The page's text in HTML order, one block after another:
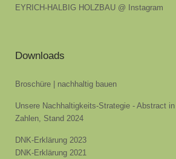
EYRICH-HALBIG HOLZBAU @ Instagram
Downloads
Broschüre | nachhaltig bauen
Unsere Nachhaltigkeits-Strategie - Abstract
Zahlen, Stand 2024
DNK-Erklärung 2023
DNK-Erklärung 2021